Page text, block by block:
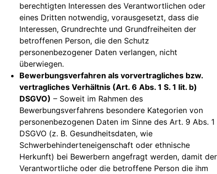
berechtigten Interessen des Verantwortlichen oder
eines Dritten notwendig, vorausgesetzt, dass die
Interessen, Grundrechte und Grundfreiheiten der
betroffenen Person, die den Schutz
personenbezogener Daten verlangen, nicht
überwiegen.
Bewerbungsverfahren als vorvertragliches bzw.
vertragliches Verhältnis (Art. 6 Abs. 1 S. 1 lit. b)
DSGVO) – Soweit im Rahmen des
Bewerbungsverfahrens besondere Kategorien von
personenbezogenen Daten im Sinne des Art. 9 Abs. 1
DSGVO (z. B. Gesundheitsdaten, wie
Schwerbehinderteneigenschaft oder ethnische
Herkunft) bei Bewerbern angefragt werden, damit der
Verantwortliche oder die betroffene Person die ihm